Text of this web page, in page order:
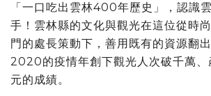
「一口吃出雲林400年歷史」，認識
手！雲林縣的文化與觀光在這位從時
門的處長策動下，善用既有的資源翻出
2020的疫情年創下觀光人次破千萬
元的成績。